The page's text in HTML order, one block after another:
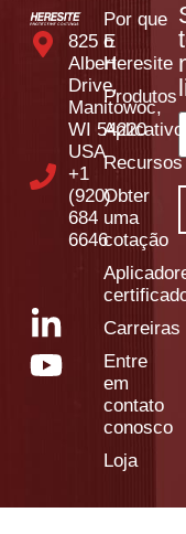
825 E
Albert
Drive,
Manitowoc,
WI 54220
USA
+1
(920)
684
6646
Por que
o
Heresite
Produtos
Aplicativos
Recursos
Obter
uma
cotação
Carreiras
Entre
em
contato
conosco
Loja